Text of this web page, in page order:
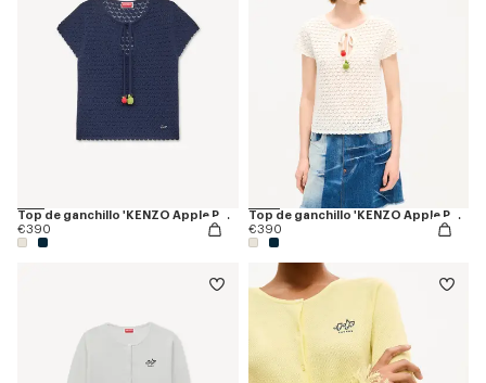
Top de ganchillo 'KENZO Apple Pop'
€390
Top de ganchillo 'KENZO Apple Pop'
€390